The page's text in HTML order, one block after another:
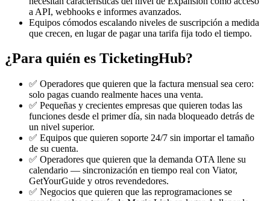
a API, webhooks e informes avanzados.
Equipos cómodos escalando niveles de suscripción a medida
que crecen, en lugar de pagar una tarifa fija todo el tiempo.
¿Para quién es TicketingHub?
✅ Operadores que quieren que la factura mensual sea cero:
solo pagas cuando realmente haces una venta.
✅ Pequeñas y crecientes empresas que quieren todas las
funciones desde el primer día, sin nada bloqueado detrás de
un nivel superior.
✅ Equipos que quieren soporte 24/7 sin importar el tamaño
de su cuenta.
✅ Operadores que quieren que la demanda OTA llene su
calendario — sincronización en tiempo real con Viator,
GetYourGuide y otros revendedores.
✅ Negocios que quieren que las reprogramaciones se